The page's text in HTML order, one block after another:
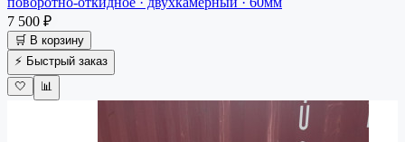
7 500 ₽
🛒 В корзину
⚡ Быстрый заказ
🤍
📊